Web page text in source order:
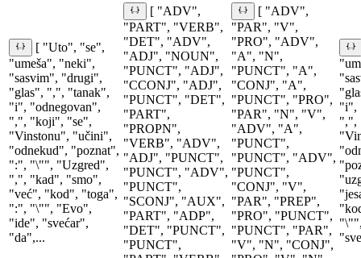
[ "Uto", "se",
"umeša", "neki",
"sasvim", "drugi",
"glas", ",", "tanak",
"i", "odnegovan",
",", "koji", "se",
"Vinstonu", "učini",
"odnekud", "poznat",
":", "\"", "Uzgred",
",", "kad", "smo",
"već", "kod", "toga",
":", "\"", "Evo",
"ide", "svećar",
"da",...
[ "ADV",
"PART", "VERB",
"DET", "ADV",
"ADJ", "NOUN",
"PUNCT", "ADJ",
"CCONJ", "ADJ",
"PUNCT", "DET",
"PART",
"PROPN",
"VERB", "ADV",
"ADJ", "PUNCT",
"PUNCT", "ADV",
"PUNCT",
"SCONJ", "AUX",
"PART", "ADP",
"DET", "PUNCT",
"PUNCT",
[ "ADV",
"PAR", "V",
"PRO", "ADV",
"A", "N",
"PUNCT", "A",
"CONJ", "A",
"PUNCT", "PRO",
"PAR", "N", "V",
"ADV", "A",
"PUNCT",
"PUNCT", "ADV",
"PUNCT",
"CONJ", "V",
"PAR", "PREP",
"PRO", "PUNCT",
"PUNCT", "PAR",
"V", "N", "CONJ",
"i",
",",